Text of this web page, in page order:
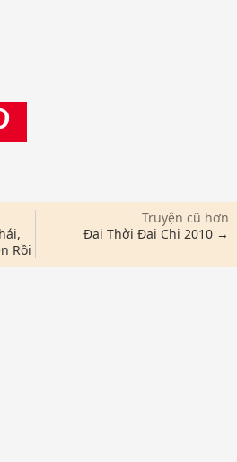
Rồi
Truyện cũ hơn
Đại Thời Đại Chi 2010 →